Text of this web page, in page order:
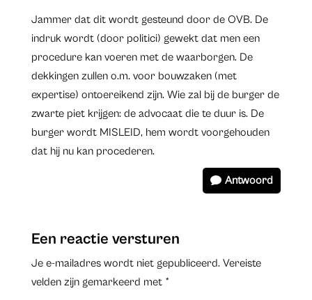
Jammer dat dit wordt gesteund door de OVB. De
indruk wordt (door politici) gewekt dat men een
procedure kan voeren met de waarborgen. De
dekkingen zullen o.m. voor bouwzaken (met
expertise) ontoereikend zijn. Wie zal bij de burger de
zwarte piet krijgen: de advocaat die te duur is. De
burger wordt MISLEID, hem wordt voorgehouden
dat hij nu kan procederen.
Antwoord
Een reactie versturen
Je e-mailadres wordt niet gepubliceerd. Vereiste
velden zijn gemarkeerd met *